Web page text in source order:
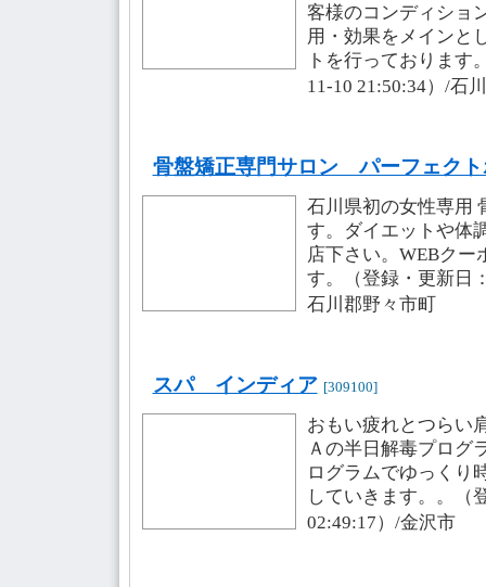
客様のコンディショ
用・効果をメインと
トを行っております
11-10 21:50:34）/石
骨盤矯正専門サロン パーフェクト
石川県初の女性専用
す。ダイエットや体
店下さい。WEBクー
す。（登録・更新日
石川郡野々市町
スパ インディア [309100]
おもい疲れとつらい
Ａの半日解毒プログ
ログラムでゆっくり
していきます。。（
02:49:17）/金沢市